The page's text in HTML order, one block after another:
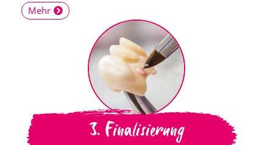
Mehr
3. Finalisierung